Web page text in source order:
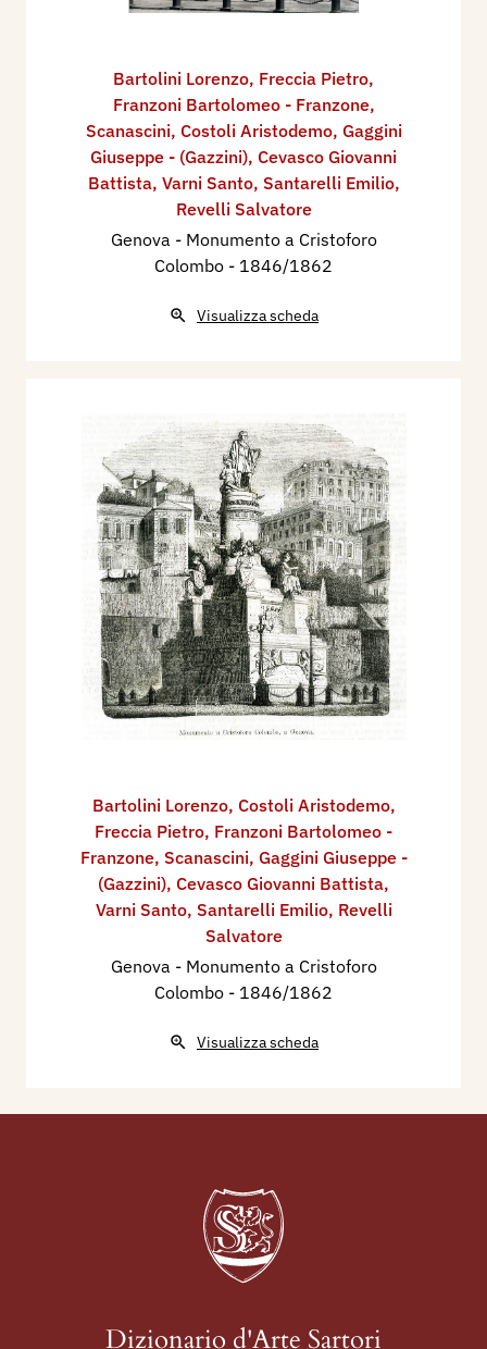
Bartolini Lorenzo, Freccia Pietro,
Franzoni Bartolomeo - Franzone,
Scanascini, Costoli Aristodemo, Gaggini
Giuseppe - (Gazzini), Cevasco Giovanni
Battista, Varni Santo, Santarelli Emilio,
Revelli Salvatore
Genova - Monumento a Cristoforo
Colombo - 1846/1862
Visualizza scheda
Bartolini Lorenzo, Costoli Aristodemo,
Freccia Pietro, Franzoni Bartolomeo -
Franzone, Scanascini, Gaggini Giuseppe -
(Gazzini), Cevasco Giovanni Battista,
Varni Santo, Santarelli Emilio, Revelli
Salvatore
Genova - Monumento a Cristoforo
Colombo - 1846/1862
Visualizza scheda
Dizionario d'Arte Sartori